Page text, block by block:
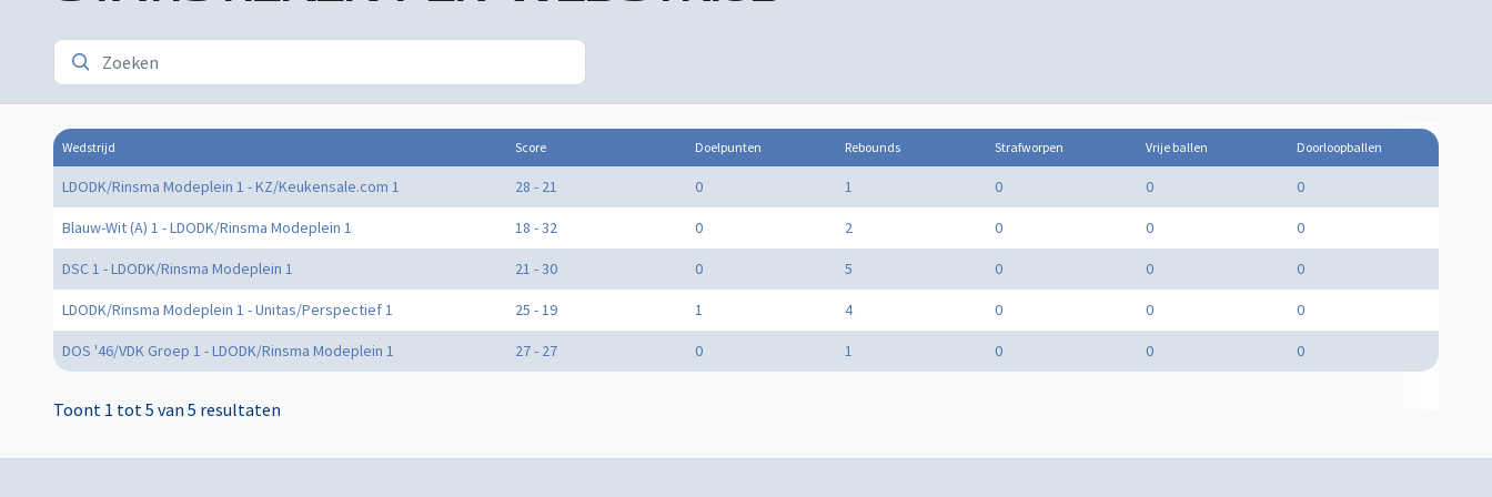
Wedstrijd Score Doelpunten Rebounds Strafworpen Vrije ballen Doorloopballen
LDODK/Rinsma Modeplein 1 - KZ/Keukensale.com 1 28 - 21 0 1 0 0 0
Blauw-Wit (A) 1 - LDODK/Rinsma Modeplein 1 18 - 32 0 2 0 0 0
DSC 1 - LDODK/Rinsma Modeplein 1 21 - 30 0 5 0 0 0
LDODK/Rinsma Modeplein 1 - Unitas/Perspectief 1 25 - 19 1 4 0 0 0
DOS '46/VDK Groep 1 - LDODK/Rinsma Modeplein 1 27 - 27 0 1 0 0 0
Toont 1 tot 5 van 5 resultaten